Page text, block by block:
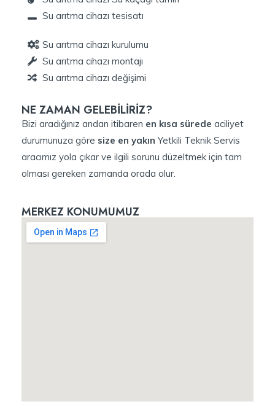
Su arıtma cihazı tesisatı
Su arıtma cihazı kurulumu
Su arıtma cihazı montajı
Su arıtma cihazı değişimi
NE ZAMAN GELEBİLİRİZ?
Bizi aradığınız andan itibaren en kısa sürede aciliyet
durumunuza göre size en yakın Yetkili Teknik Servis
aracımız yola çıkar ve ilgili sorunu düzeltmek için tam
olması gereken zamanda orada olur.
MERKEZ KONUMUMUZ